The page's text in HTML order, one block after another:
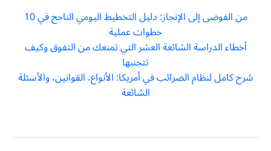
من الفوضى إلى الإنجاز: دليل التخطيط اليومي الناجح في 10
خطوات عملية
أخطاء الدراسة الشائعة العشر التي تمنعك من التفوق وكيف
تتجنبها
شرح كامل لنظام الضرائب في أمريكا: الأنواع، القوانين، والأسئلة
الشائعة